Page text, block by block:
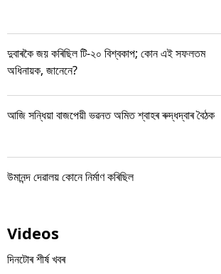
দুবাৰকৈ জয় কৰিছিল টি-২০ বিশ্বকাপ; কোন এই সফলতম
অধিনায়ক, জানেনে?
আজি সন্ধিয়া বাজপেয়ী ভৱনত অমিত শ্বাহৰ ৰুদ্ধদ্বাৰ বৈঠক
উমানন্দ দেৱালয় কোনে নিৰ্মাণ কৰিছিল
Videos
দিনটোৰ শীৰ্ষ খবৰ